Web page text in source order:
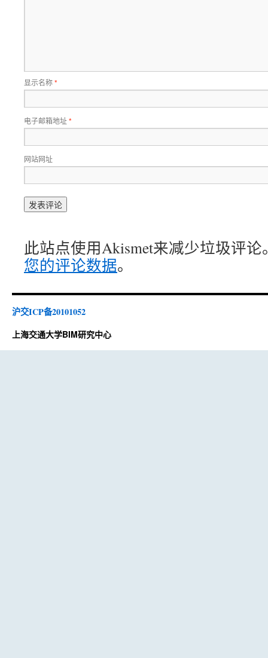
显示名称*
电子邮箱地址*
网站网址
此站点使用Akismet来减少垃圾评论
您的评论数据。
沪交ICP备20101052
上海交通大学BIM研究中心